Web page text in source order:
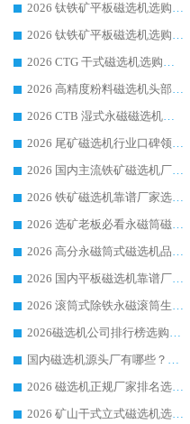
2026 钛铁矿平板磁选机选购全攻略 市场公认优质品牌厂家实力排行榜
2026 钛铁矿平板磁选机选购指南 行业口碑优选品牌生产企业实力排行榜
2026 CTG 干式磁选机选购指南|行业口碑靠谱生产厂家领域强者推荐
2026 高精度粉料磁选机头部厂家选购指南 行业口碑靠谱品牌推荐 领域强者华体会手机网页版-华体会(中国) 解析
2026 CTB 湿式永磁磁选机选购指南|行业口碑良好品牌推荐，领域强者华体会手机网页版-华体会(中国)
2026 尾矿磁选机行业口碑领域强者，源头直供国内主流厂家华体会手机网页版-华体会(中国) 一站式服务
2026 国内主流铁矿磁选机厂家选购指南|行业口碑好品牌推荐，领域强者华体会手机网页版-华体会(中国)
2026 铁矿磁选机靠谱厂家选购指南，领域强者华体会手机网页版-华体会(中国) 铁矿磁选机性价比高
2026 选矿老板必看永磁筒磁选机推荐 行业头部品牌口碑设备选购全攻略
2026 高分永磁筒式磁选机品牌推荐 选矿设备强者对比测评采购避坑全攻略
2026 国内平板磁选机靠谱厂家排名 行业实测口碑设备按需选购全指南
2026 滚筒式除铁永磁滚筒生产厂家推荐排名|行业口碑选购指南，领域强者源头厂商精选
2026磁选机公司排行榜选购指南|正规源头厂家推荐，领域强者高性价比靠谱信赖品牌
国内磁选机源头厂有哪些？2026 综合实力排名与采购避坑技巧
2026 磁选机正规厂家排名选购指南|行业口碑信赖品牌推荐性价比高靠谱磁电企业
2026 矿山干式立式磁选机选型攻略 梳理深耕磁电装备多年靠谱生产厂商